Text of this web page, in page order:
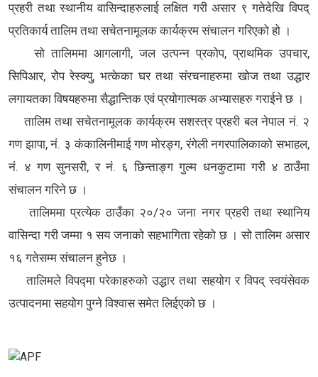
प्रहरी तथा स्थानीय वासिन्दाहरुलाई लक्षित गरी असार ९ गतेदेखि विपद्
प्रतिकार्य तालिम तथा सचेतनामूलक कार्यक्रम संचालन गरिएको हो ।
सो तालिममा आगलागी, जल उत्पन्न प्रकोप, प्राथमिक उपचार,
सिपिआर, रोेप रेस्क्यु, भत्केका घर तथा संरचनाहरुमा खोज तथा उद्धार
लगायतका विषयहरुमा सैद्धान्तिक एवं प्रयोगात्मक अभ्यासहरु गराईने छ ।
तालिम तथा सचेतनामूलक कार्यक्रम सशस्त्र प्रहरी बल नेपाल नं. २
गण झापा, नं. ३ कंकालिनीमाई गण मोरङ्ग, रंगेली नगरपालिकाको सभाहल,
नं. ४ गण सुनसरी, र नं. ६ छिन्ताङ्ग गुल्म धनकुटामा गरी ४ ठाउँमा
संचालन गरिने छ ।
तालिममा प्रत्येक ठाउँका २०/२० जना नगर प्रहरी तथा स्थानिय
वासिन्दा गरी जम्मा १ सय जनाको सहभागिता रहेको छ । सो तालिम असार
१६ गतेसम्म संचालन हुनेछ ।
तालिमले विपद्मा परेकाहरुको उद्धार तथा सहयोग र विपद् स्वयंसेवक
उत्पादनमा सहयोग पुग्ने विश्वास समेत लिईएको छ ।